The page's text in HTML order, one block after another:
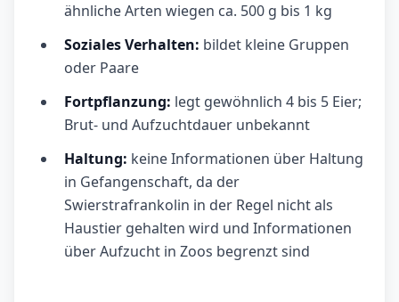
ähnliche Arten wiegen ca. 500 g bis 1 kg
Soziales Verhalten: bildet kleine Gruppen
oder Paare
Fortpflanzung: legt gewöhnlich 4 bis 5 Eier;
Brut- und Aufzuchtdauer unbekannt
Haltung: keine Informationen über Haltung
in Gefangenschaft, da der
Swierstrafrankolin in der Regel nicht als
Haustier gehalten wird und Informationen
über Aufzucht in Zoos begrenzt sind